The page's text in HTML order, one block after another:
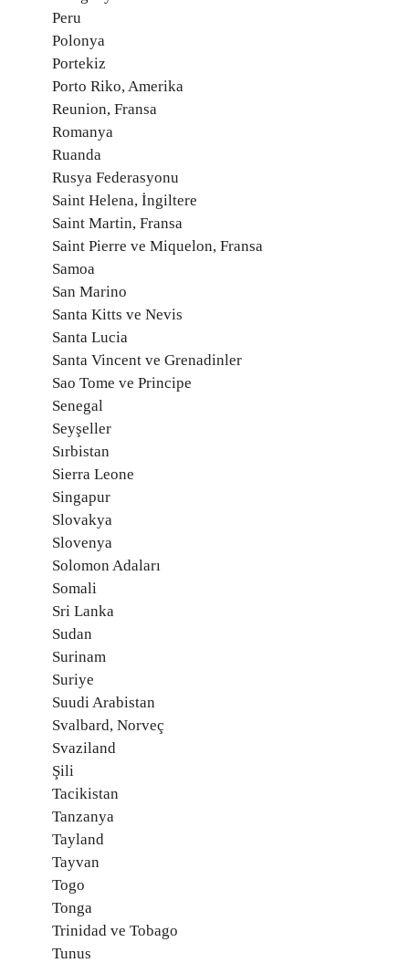
Peru
Polonya
Portekiz
Porto Riko, Amerika
Reunion, Fransa
Romanya
Ruanda
Rusya Federasyonu
Saint Helena, İngiltere
Saint Martin, Fransa
Saint Pierre ve Miquelon, Fransa
Samoa
San Marino
Santa Kitts ve Nevis
Santa Lucia
Santa Vincent ve Grenadinler
Sao Tome ve Principe
Senegal
Seyşeller
Sırbistan
Sierra Leone
Singapur
Slovakya
Slovenya
Solomon Adaları
Somali
Sri Lanka
Sudan
Surinam
Suriye
Suudi Arabistan
Svalbard, Norveç
Svaziland
Şili
Tacikistan
Tanzanya
Tayland
Tayvan
Togo
Tonga
Trinidad ve Tobago
Tunus